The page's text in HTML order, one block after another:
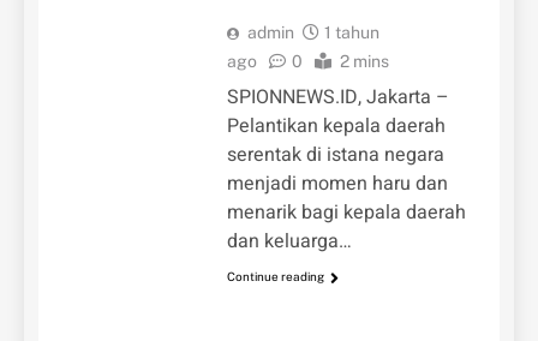
admin
1 tahun
ago
0 2 mins
SPIONNEWS.ID, Jakarta –
Pelantikan kepala daerah
serentak di istana negara
menjadi momen haru dan
menarik bagi kepala daerah
dan keluarga…
Continue reading